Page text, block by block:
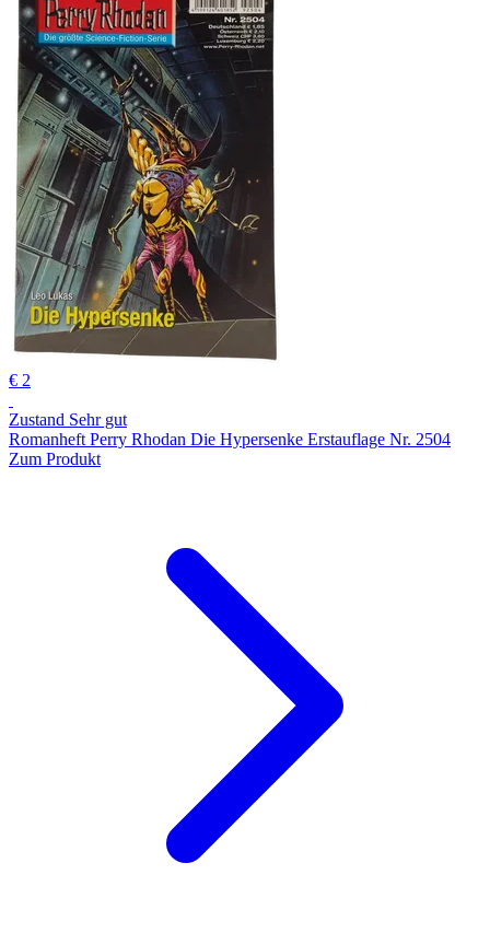
€ 2
Zustand Sehr gut
Romanheft Perry Rhodan Die Hypersenke Erstauflage Nr. 2504
Zum Produkt